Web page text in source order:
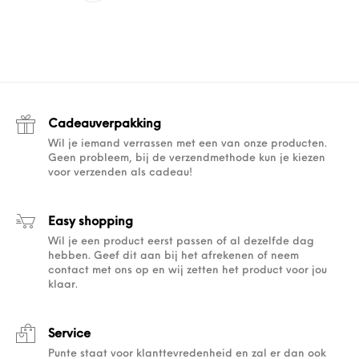
Cadeauverpakking
Wil je iemand verrassen met een van onze producten.
Geen probleem, bij de verzendmethode kun je kiezen
voor verzenden als cadeau!
Easy shopping
Wil je een product eerst passen of al dezelfde dag
hebben. Geef dit aan bij het afrekenen of neem
contact met ons op en wij zetten het product voor jou
klaar.
Service
Punte staat voor klanttevredenheid en zal er dan ook